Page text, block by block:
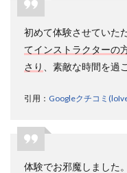
初めて体験させていた
てインストラクターの
さり
、素敵な時間を過
引用： Googleクチコミ
体験でお邪魔しました。